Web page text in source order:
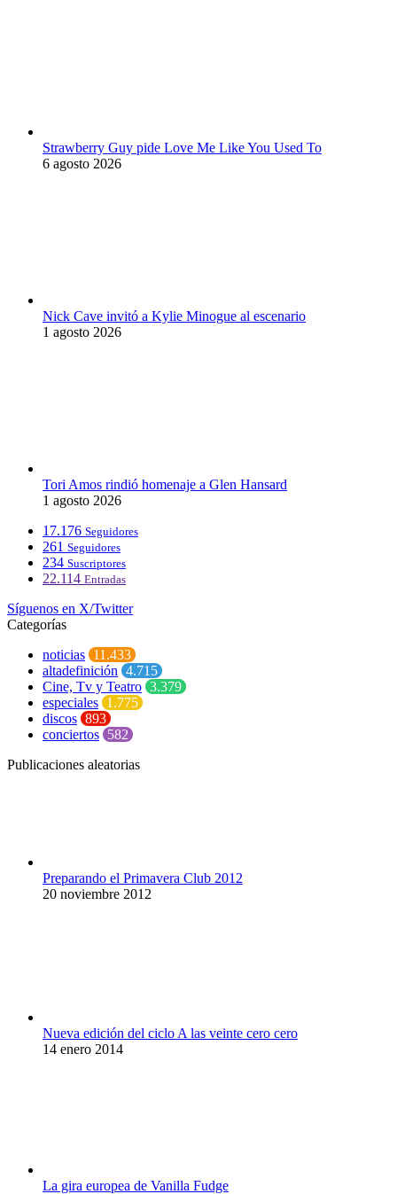
Strawberry Guy pide Love Me Like You Used To
6 agosto 2026
Nick Cave invitó a Kylie Minogue al escenario
1 agosto 2026
Tori Amos rindió homenaje a Glen Hansard
1 agosto 2026
17.176 Seguidores
261 Seguidores
234 Suscriptores
22.114 Entradas
Síguenos en X/Twitter
Categorías
noticias 11.433
altadefinición 4.715
Cine, Tv y Teatro 3.379
especiales 1.775
discos 893
conciertos 582
Publicaciones aleatorias
Preparando el Primavera Club 2012
20 noviembre 2012
Nueva edición del ciclo A las veinte cero cero
14 enero 2014
La gira europea de Vanilla Fudge